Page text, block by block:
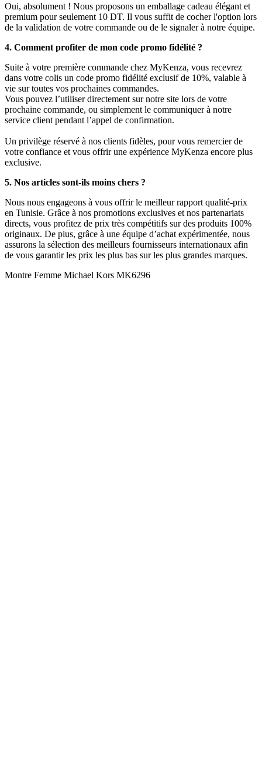
Oui, absolument ! Nous proposons un emballage cadeau élégant et
premium pour seulement 10 DT. Il vous suffit de cocher l'option lors
de la validation de votre commande ou de le signaler à notre équipe.
4. Comment profiter de mon code promo fidélité ?
Suite à votre première commande chez MyKenza, vous recevrez
dans votre colis un code promo fidélité exclusif de 10%, valable à
vie sur toutes vos prochaines commandes.
Vous pouvez l’utiliser directement sur notre site lors de votre
prochaine commande, ou simplement le communiquer à notre
service client pendant l’appel de confirmation.
Un privilège réservé à nos clients fidèles, pour vous remercier de
votre confiance et vous offrir une expérience MyKenza encore plus
exclusive.
5. Nos articles sont-ils moins chers ?
Nous nous engageons à vous offrir le meilleur rapport qualité-prix
en Tunisie. Grâce à nos promotions exclusives et nos partenariats
directs, vous profitez de prix très compétitifs sur des produits 100%
originaux. De plus, grâce à une équipe d’achat expérimentée, nous
assurons la sélection des meilleurs fournisseurs internationaux afin
de vous garantir les prix les plus bas sur les plus grandes marques.
Montre Femme Michael Kors MK6296